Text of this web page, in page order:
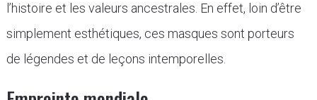
l’histoire et les valeurs ancestrales. En effet, loin d’être
simplement esthétiques, ces masques sont porteurs
de légendes et de leçons intemporelles.